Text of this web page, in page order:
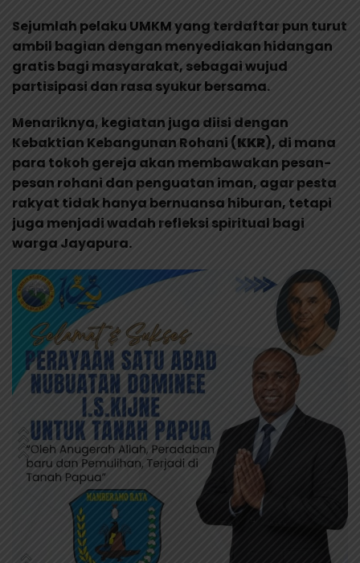
Sejumlah pelaku UMKM yang terdaftar pun turut
ambil bagian dengan menyediakan hidangan
gratis bagi masyarakat, sebagai wujud
partisipasi dan rasa syukur bersama.
Menariknya, kegiatan juga diisi dengan
Kebaktian Kebangunan Rohani (KKR), di mana
para tokoh gereja akan membawakan pesan-
pesan rohani dan penguatan iman, agar pesta
rakyat tidak hanya bernuansa hiburan, tetapi
juga menjadi wadah refleksi spiritual bagi
warga Jayapura.